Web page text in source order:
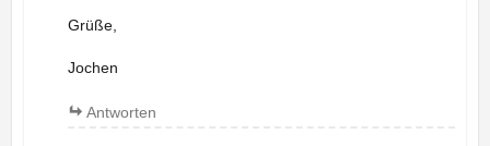
Grüße,
Jochen
Antworten